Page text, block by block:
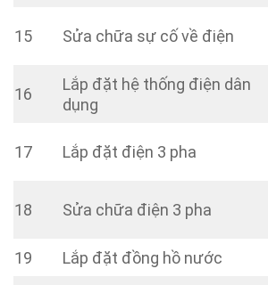
15 Sửa chữa sự cố về điện
16
Lắp đặt hệ thống điện dân
dụng
17 Lắp đặt điện 3 pha
18 Sửa chữa điện 3 pha
19
Lắp đặt đồng hồ nước